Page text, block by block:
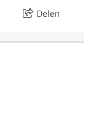
Delen